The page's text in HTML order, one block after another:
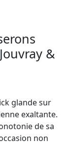
&
glande sur
exaltante.
de sa
non